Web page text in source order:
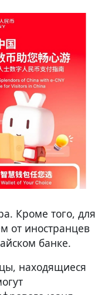
Кроме того, для
от иностранцев
банке.
находящиеся